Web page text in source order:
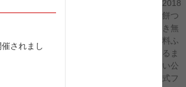
されまし